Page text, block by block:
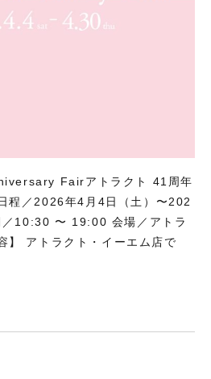
Fairアトラクト 41周年
程／2026年4月4日（土）〜202
10:30 〜 19:00 会場／アトラ
】 アトラクト・イーエム店で